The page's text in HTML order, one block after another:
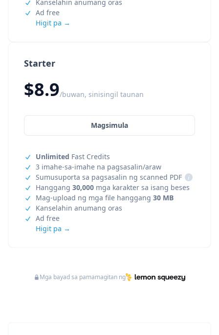
Starter
$8.9/buwan, sinisingil taunan
Magsimula
Unlimited Fast Credits
3 imahe-sa-imahe na pagsasalin/araw
Sumusuporta sa pagsasalin ng scanned PDF
i
Hanggang 30,000 mga karakter sa isang beses
Mag-upload ng mga file hanggang 30 MB
Kanselahin anumang oras
Ad free
Higit pa →
Kanselahin anumang oras
Ad free
Higit pa →
Mga bayad sa pamamagitan ng